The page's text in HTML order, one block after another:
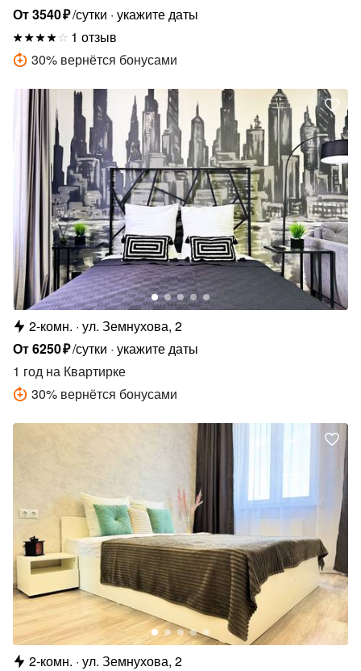
От3540₽/сутки укажите даты
1 отзыв
30% вернётся бонусами
2-комн. ул. Земнухова, 2
От6250₽/сутки укажите даты
1 год на Квартирке
30% вернётся бонусами
2-комн. ул. Земнухова, 2